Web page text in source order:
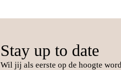
Stay up to date
Wil jij als eerste op de hoogte